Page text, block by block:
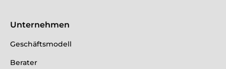
Unternehmen
Geschäftsmodell
Berater